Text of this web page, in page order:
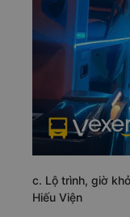
c. Lộ trình, giờ
Hiếu Viện